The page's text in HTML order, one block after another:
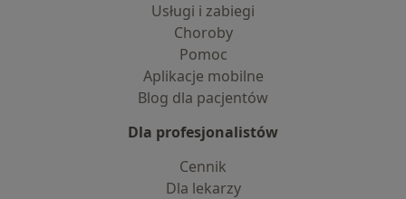
Usługi i zabiegi
Choroby
Pomoc
Aplikacje mobilne
Blog dla pacjentów
Dla profesjonalistów
Cennik
Dla lekarzy